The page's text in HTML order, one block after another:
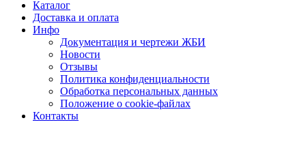
Каталог
Доставка и оплата
Инфо
Документация и чертежи ЖБИ
Новости
Отзывы
Политика конфиденциальности
Обработка персональных данных
Положение о cookie-файлах
Контакты